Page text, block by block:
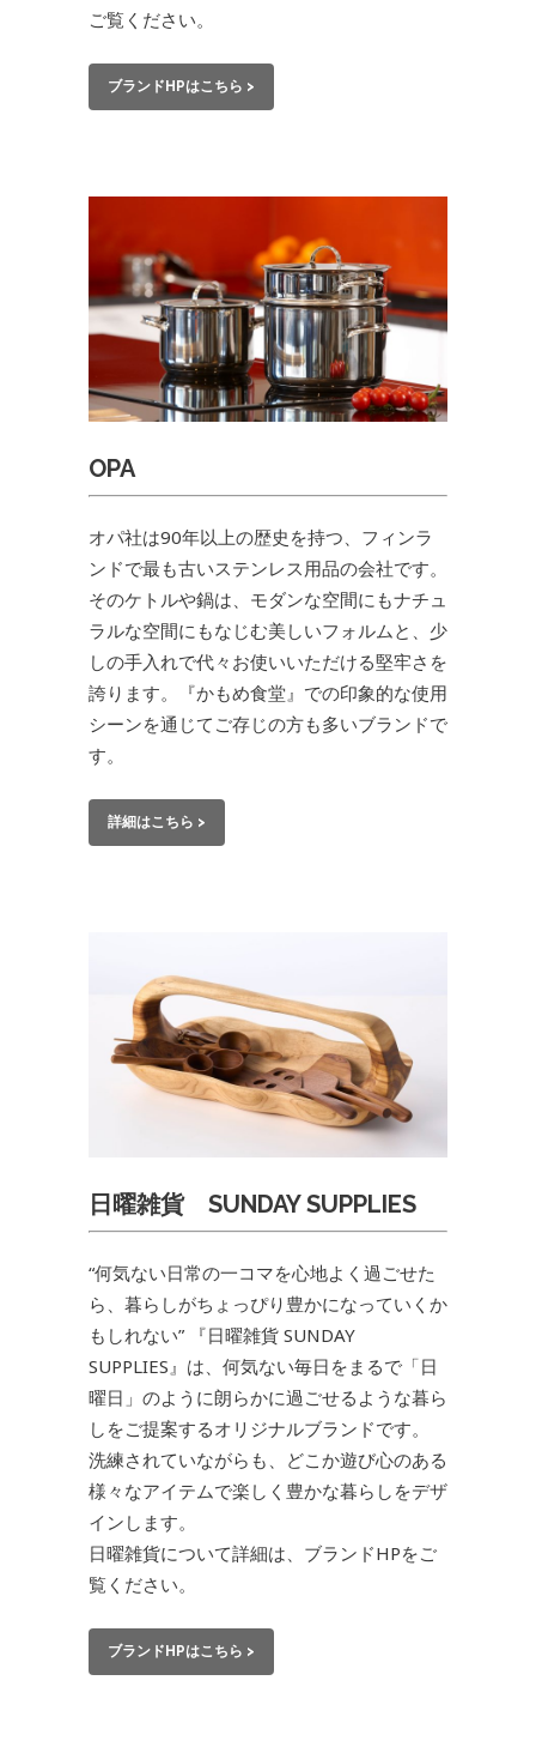
ご覧ください。
ブランドHPはこちら >
OPA
オパ社は90年以上の歴史を持つ、フィンラ
ンドで最も古いステンレス用品の会社です。
そのケトルや鍋は、モダンな空間にもナチュ
ラルな空間にもなじむ美しいフォルムと、少
しの手入れで代々お使いいただける堅牢さを
誇ります。『かもめ食堂』での印象的な使用
シーンを通じてご存じの方も多いブランドで
す。
詳細はこちら >
日曜雑貨 SUNDAY SUPPLIES
“何気ない日常の一コマを心地よく過ごせた
ら、暮らしがちょっぴり豊かになっていくか
もしれない” 『日曜雑貨 SUNDAY
SUPPLIES』は、何気ない毎日をまるで「日
曜日」のように朗らかに過ごせるような暮ら
しをご提案するオリジナルブランドです。
洗練されていながらも、どこか遊び心のある
様々なアイテムで楽しく豊かな暮らしをデザ
インします。
日曜雑貨について詳細は、ブランドHPをご
覧ください。
ブランドHPはこちら >